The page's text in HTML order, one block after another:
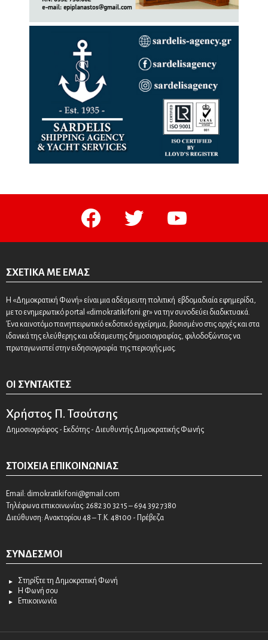
facebook twitter youtube
ΣΧΕΤΙΚΆ ΜΕ ΕΜΆΣ
Η «Δημοκρατική Φωνή» είναι μια αδέσμευτη πολιτική εβδομαδιαία εφημερίδα,
με το ενημερωτικό portal «dimokratikifoni.gr» να την συνοδεύει διαδικτυακά.
Ένα καινοτόμο πανηπειρωτικό εκδοτικό εγχείρημα, βασισμένο στις αρχές και στα
ιδανικά της ελεύθερης και αδέσμευτης δημοσιογραφίας, φιλοδοξώντας να
πρωταγωνιστεί στην ειδησιογραφία της περιοχής μας.
ΟΙ ΣΥΝΤΆΚΤΕΣ
Χρήστος Π. Τσούτσης
Δημοσιογράφος - Εκδότης - Διευθυντής Δημοκρατικής Φωνής
ΣΤΟΙΧΕΊΑ ΕΠΙΚΟΙΝΩΝΊΑΣ
Email: dimokratikifoni@gmail.com
Τηλέφωνα επικοινωνίας: 2682 30 32 15 – 694 392 7380
Διεύθυνση: Ανακτορίου 48 – Τ.Κ. 48100 - Πρέβεζα
ΣΎΝΔΕΣΜΟΙ
Στηρίξτε τη Δημοκρατική Φωνή
Η Φωνή σου
Επικοινωνία